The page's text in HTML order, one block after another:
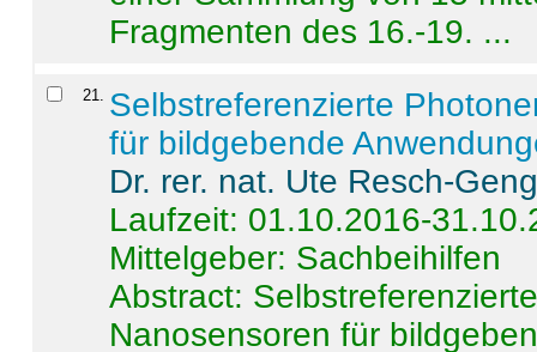
Fragmenten des 16.-19. ...
21
Selbstreferenzierte
für bildgebende
Dr. rer. nat. Ute Resch-
Laufzeit: 01.10.2016-
Mittelgeber: Sachbeihilfen
Abstract:
Nanosensoren für